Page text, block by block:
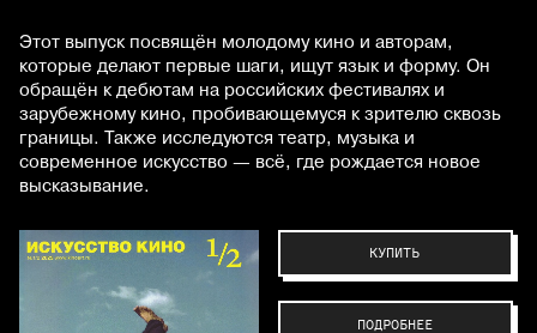
Этот выпуск посвящён молодому кино и авторам,
которые делают первые шаги, ищут язык и форму. Он
обращён к дебютам на российских фестивалях и
зарубежному кино, пробивающемуся к зрителю сквозь
границы. Также исследуются театр, музыка и
современное искусство — всё, где рождается новое
высказывание.
КУПИТЬ
ПОДРОБНЕЕ